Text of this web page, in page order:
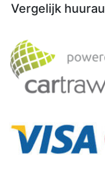
Vergelijk